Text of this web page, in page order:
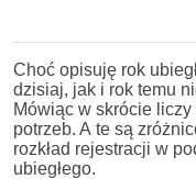
Choć opisuję rok
dzisiaj, jak i rok temu
Mówiąc w skrócie
potrzeb. A te są
rozkład rejestracji w
ubiegłego.